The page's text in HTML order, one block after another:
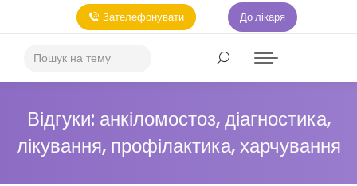
Зателефонувати До лікаря
Відгуки: анкіломостоз, діагностика,
лікування, профілактика, харчування